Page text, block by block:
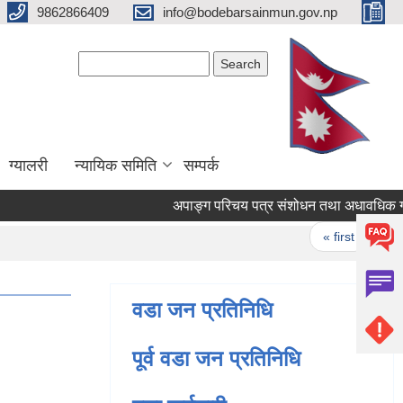
9862866409 info@bodebarsainmun.gov.np
ग्यालरी न्यायिक समिति सम्पर्क
« first ‹
वडा जन प्रतिनिधि
पूर्व वडा जन प्रतिनिधि